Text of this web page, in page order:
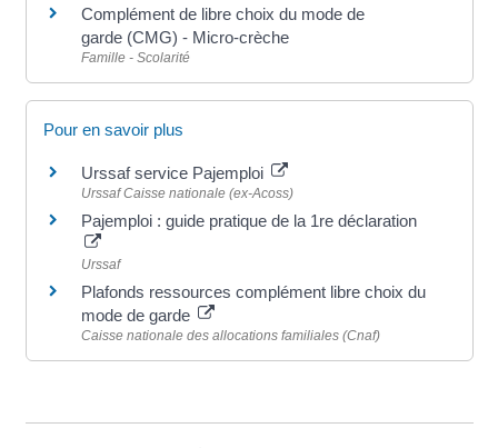
Complément de libre choix du mode de
garde (CMG) - Micro-crèche
Famille - Scolarité
Pour en savoir plus
Urssaf service Pajemploi
Urssaf Caisse nationale (ex-Acoss)
Pajemploi : guide pratique de la 1re déclaration
Urssaf
Plafonds ressources complément libre choix du
mode de garde
Caisse nationale des allocations familiales (Cnaf)